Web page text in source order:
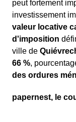
peut fortement
investissement
valeur locative
d'imposition
ville de
66 %,
des ordures
papernest, le